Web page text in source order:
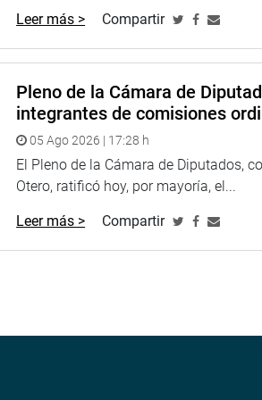
propiedad, como también las
país, comentó.
que nos han llevado a esta
de parte, relevo de pruebas”,
Tapia Bernal (FP) comentó que
la República, sino también para el
a la empresa más corrupta de latino
de la República, Pedro Pablo
los congresistas. O estamos del
posición. Se habla de que se quiere
medio local: “Mandatario advierte de
Leer más > Compartir
Pleno de la Cámara de
integrantes de comisiones
05 Ago 2026 | 17:28 h
El Pleno de la Cámara de Diputados,
Otero, ratificó hoy, por mayoría, el...
Leer más > Compartir